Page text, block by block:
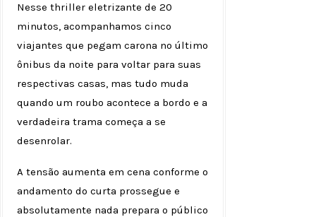
Nesse thriller eletrizante de 20
minutos, acompanhamos cinco
viajantes que pegam carona no último
ônibus da noite para voltar para suas
respectivas casas, mas tudo muda
quando um roubo acontece a bordo e a
verdadeira trama começa a se
desenrolar.
A tensão aumenta em cena conforme o
andamento do curta prossegue e
absolutamente nada prepara o público